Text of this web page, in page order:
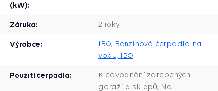
(kW):
Záruka: 2 roky
Výrobce: IBO, Benzínová čerpadla na
vodu, IBO
Použití čerpadla:
K odvodnění zatopených
garáží a sklepů, Na